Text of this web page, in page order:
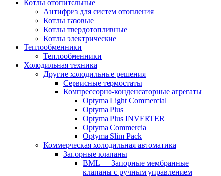
Котлы отопительные
Антифриз для систем отопления
Котлы газовые
Котлы твердотопливные
Котлы электрические
Теплообменники
Теплообменники
Холодильная техника
Другие холодильные решения
Сервисные термостаты
Компрессорно-конденсаторные агрегаты
Optyma Light Commercial
Optyma Plus
Optyma Plus INVERTER
Optyma Commercial
Optyma Slim Pack
Коммерческая холодильная автоматика
Запорные клапаны
BML — Запорные мембранные
клапаны с ручным управлением